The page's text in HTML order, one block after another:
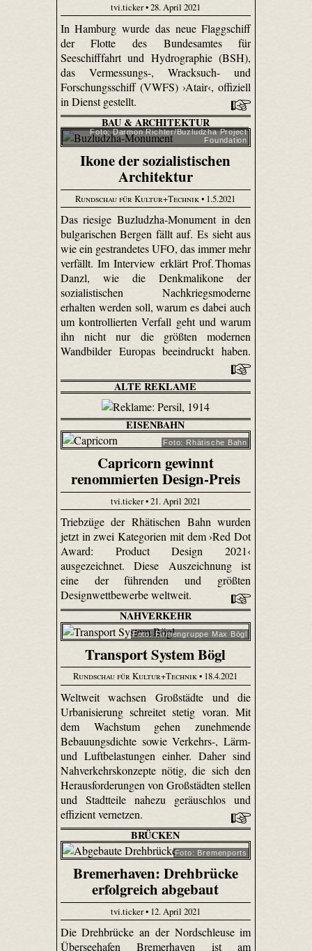
tvi.ticker • 28. April 2021
In Hamburg wurde das neue Flaggschiff
der Flotte des Bundesamtes für
Seeschifffahrt und Hydrographie (BSH),
das Vermessungs-, Wracksuch- und
Forschungsschiff (VWFS) ›Atair‹, offiziell
in Dienst gestellt.
BAU & ARCHITEKTUR
Foto: Darmon Richter/Buzludzha Project
Foundation
Ikone der sozialistischen
Architektur
Rundschau für Kultur+Technik• 1.5.2021
Das riesige Buzludzha-Monument in den
bulgarischen Bergen fällt auf. Es sieht aus
wie ein gestrandetes UFO, das immer mehr
verfällt. Im Interview erklärt Prof. Thomas
Danzl, wie die Denkmalikone der
sozialistischen Nachkriegsmoderne
erhalten werden soll, warum es dabei auch
um kontrollierten Verfall geht und warum
ihn nicht nur die größten modernen
Wandbilder Europas beeindruckt haben.
ALTE REKLAME
EISENBAHN
Foto: Rhätische Bahn
Capricorn gewinnt
renommierten Design-Preis
tvi.ticker • 21. April 2021
Triebzüge der Rhätischen Bahn wurden
jetzt in zwei Kategorien mit dem ›Red Dot
Award: Product Design 2021‹
ausgezeichnet. Diese Auszeichnung ist
eine der führenden und größten
Designwettbewerbe weltweit.
NAHVERKEHR
Foto: Firmengruppe Max Bögl
Transport System Bögl
Rundschau für Kultur+Technik• 18.4.2021
Weltweit wachsen Großstädte und die
Urbanisierung schreitet stetig voran. Mit
dem Wachstum gehen zunehmende
Bebauungsdichte sowie Verkehrs-, Lärm-
und Luftbelastungen einher. Daher sind
Nahverkehrskonzepte nötig, die sich den
Herausforderungen von Großstädten stellen
und Stadtteile nahezu geräuschlos und
effizient vernetzen.
BRÜCKEN
Foto: Bremenports
Bremerhaven: Drehbrücke
erfolgreich abgebaut
tvi.ticker • 12. April 2021
Die Drehbrücke an der Nordschleuse im
Überseehafen Bremerhaven ist am